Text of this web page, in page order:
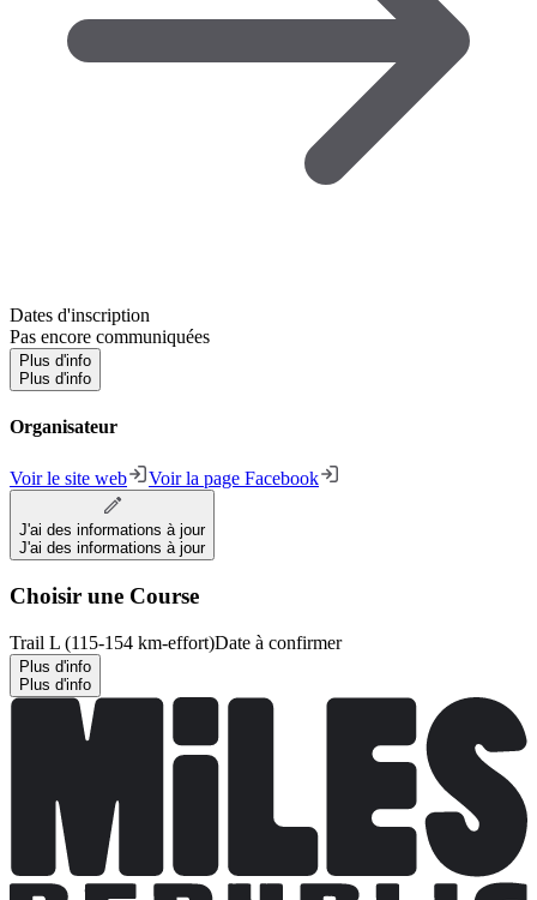
Dates d'inscription
Pas encore communiquées
Plus d'info
Plus d'info
Organisateur
Voir le site web Voir la page Facebook
J'ai des informations à jour
J'ai des informations à jour
Choisir une Course
Trail L (115-154 km-effort)Date à confirmer
Plus d'info
Plus d'info